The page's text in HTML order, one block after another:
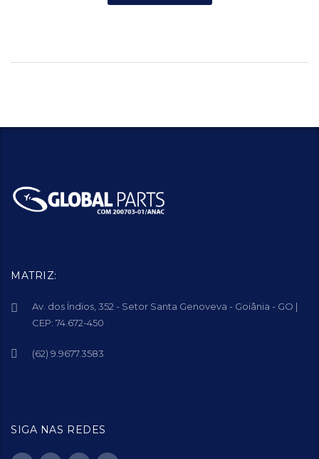
MATRIZ:
Av. dos Índios, 352 - Setor Santa Genoveva - Goiânia - GO |
CEP: 74.672-450
(62) 9.9677.3583
SIGA NAS REDES